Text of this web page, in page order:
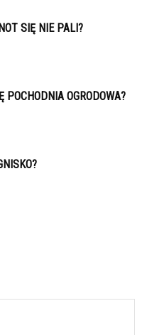
SIĘ NIE PALI?
POCHODNIA OGRODOWA?